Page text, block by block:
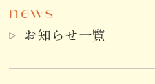
news
お知らせ一覧